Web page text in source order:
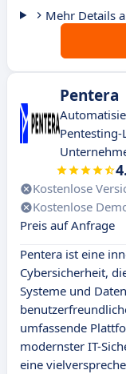
Mehr Details
Pentera
Kostenlose
Kostenlose
Preis auf Anfrage
Pentera ist eine
Cybersicherheit,
Systeme und
umfassende
modernster IT-
eine